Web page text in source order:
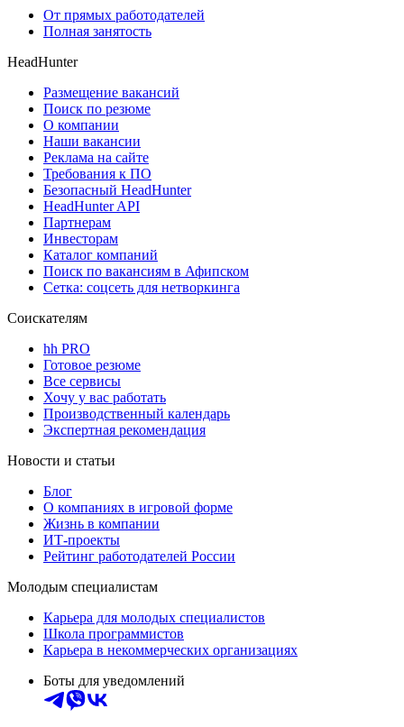
От прямых работодателей
Полная занятость
HeadHunter
Размещение вакансий
Поиск по резюме
О компании
Наши вакансии
Реклама на сайте
Требования к ПО
Безопасный HeadHunter
HeadHunter API
Партнерам
Инвесторам
Каталог компаний
Поиск по вакансиям в Афипском
Сетка: соцсеть для нетворкинга
Соискателям
hh PRO
Готовое резюме
Все сервисы
Хочу у вас работать
Производственный календарь
Экспертная рекомендация
Новости и статьи
Блог
О компаниях в игровой форме
Жизнь в компании
ИТ-проекты
Рейтинг работодателей России
Молодым специалистам
Карьера для молодых специалистов
Школа программистов
Карьера в некоммерческих организациях
Боты для уведомлений